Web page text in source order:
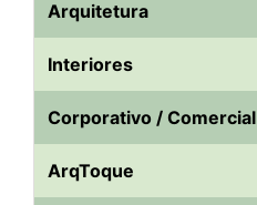
Arquitetura
Interiores
Corporativo / Comercial
ArqToque